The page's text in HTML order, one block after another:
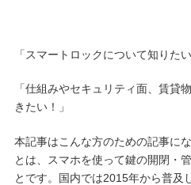
「スマートロックについて知りたい
「仕組みやセキュリティ面、賃貸
きたい！」
本記事はこんな方のための記事に
とは、スマホを使って鍵の開閉・
とです。国内では2015年から普及